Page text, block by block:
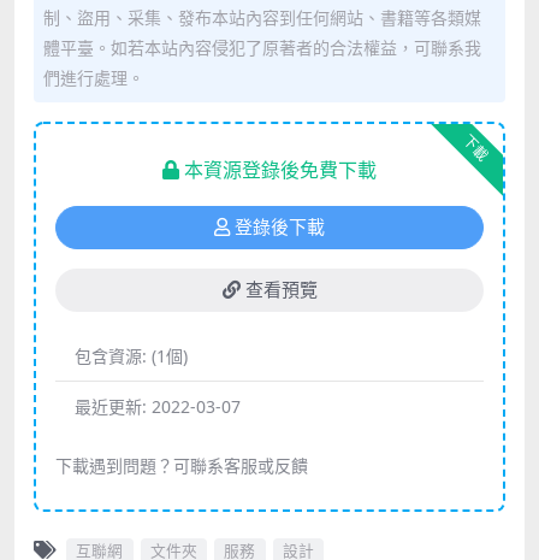
制、盜用、采集、發布本站內容到任何網站、書籍等各類媒
體平臺。如若本站內容侵犯了原著者的合法權益，可聯系我
們進行處理。
下載
本資源登錄後免費下載
登錄後下載
查看預覽
包含資源: (1個)
最近更新: 2022-03-07
下載遇到問題？可聯系客服或反饋
互聯網 文件夾 服務 設計